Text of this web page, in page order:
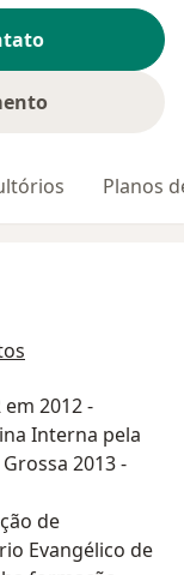
Planos
2012 -
Interna pela
2013 -
de
Evangélico de